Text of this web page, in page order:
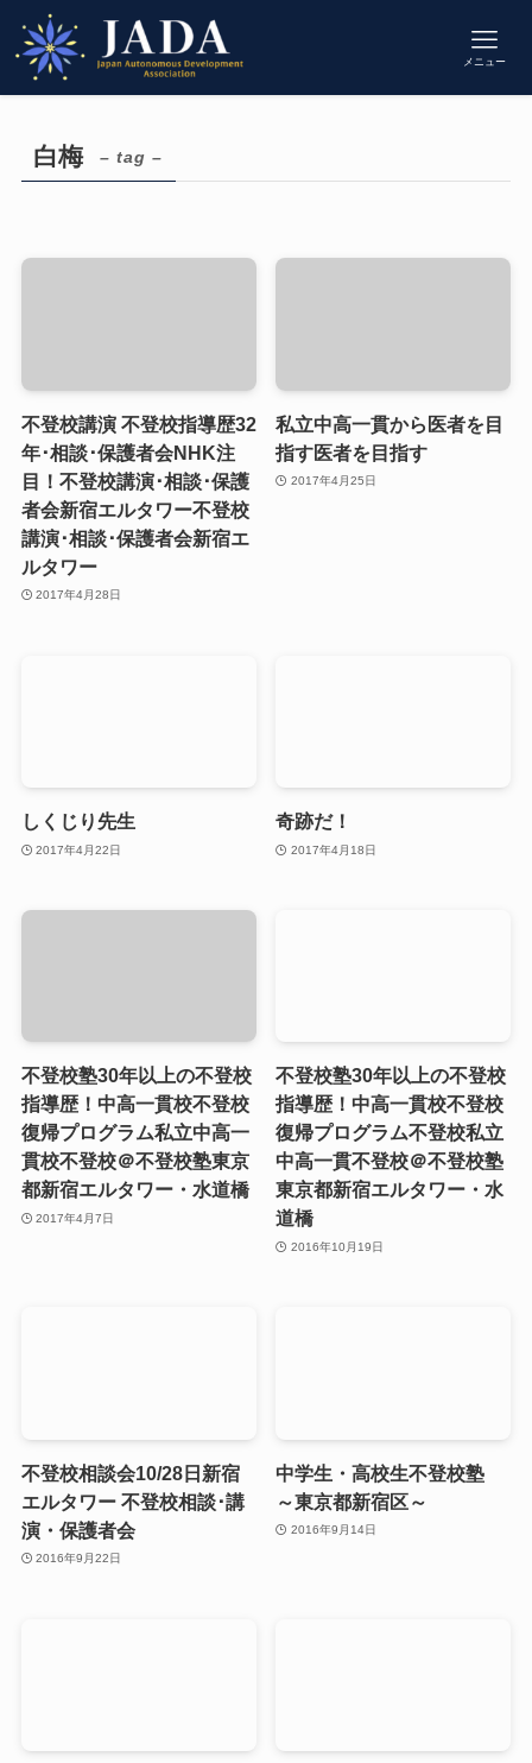
メニュー
白梅 – tag –
不登校講演 不登校指導歴32
年･相談･保護者会NHK注
目！不登校講演･相談･保護
者会新宿エルタワー不登校
講演･相談･保護者会新宿エ
ルタワー
2017年4月28日
私立中高一貫から医者を目
指す医者を目指す
2017年4月25日
しくじり先生
2017年4月22日
奇跡だ！
2017年4月18日
不登校塾30年以上の不登校
指導歴！中高一貫校不登校
復帰プログラム私立中高一
貫校不登校＠不登校塾東京
都新宿エルタワー・水道橋
2017年4月7日
不登校塾30年以上の不登校
指導歴！中高一貫校不登校
復帰プログラム不登校私立
中高一貫不登校＠不登校塾
東京都新宿エルタワー・水
道橋
2016年10月19日
不登校相談会10/28日新宿
エルタワー 不登校相談･講
演・保護者会
2016年9月22日
中学生・高校生不登校塾
～東京都新宿区～
2016年9月14日